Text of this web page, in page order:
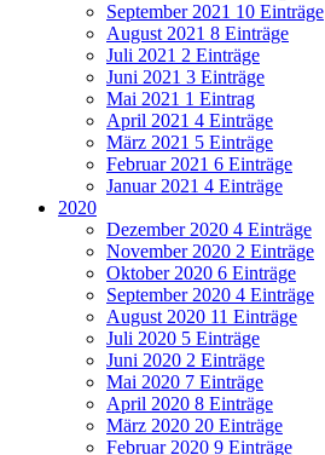
September 2021 10 Einträge
August 2021 8 Einträge
Juli 2021 2 Einträge
Juni 2021 3 Einträge
Mai 2021 1 Eintrag
April 2021 4 Einträge
März 2021 5 Einträge
Februar 2021 6 Einträge
Januar 2021 4 Einträge
2020
Dezember 2020 4 Einträge
November 2020 2 Einträge
Oktober 2020 6 Einträge
September 2020 4 Einträge
August 2020 11 Einträge
Juli 2020 5 Einträge
Juni 2020 2 Einträge
Mai 2020 7 Einträge
April 2020 8 Einträge
März 2020 20 Einträge
Februar 2020 9 Einträge